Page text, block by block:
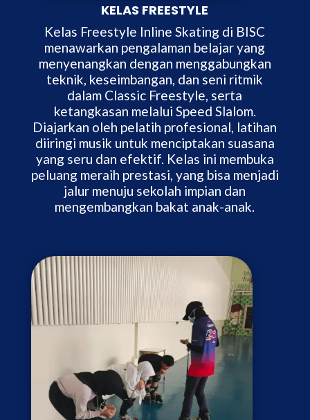
KELAS FREESTYLE
Kelas Freestyle Inline Skating di BISC
menawarkan pengalaman belajar yang
menyenangkan dengan menggabungkan
teknik, keseimbangan, dan seni ritmik
dalam Classic Freestyle, serta
ketangkasan melalui Speed Slalom.
Diajarkan oleh pelatih profesional, latihan
diiringi musik untuk menciptakan suasana
yang seru dan efektif. Kelas ini membuka
peluang meraih prestasi, yang bisa menjadi
jalur menuju sekolah impian dan
mengembangkan bakat anak-anak.